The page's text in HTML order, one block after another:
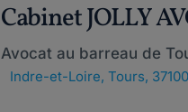
Cabinet JOLLY
Avocat au barreau de
Indre-et-Loire, Tours, 37100